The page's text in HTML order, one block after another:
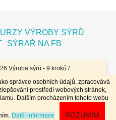
správce osobních údajů, zpracovává
prostředí webových stránek,
Dalším procházením tohoto webu
Další informace ROZUMÍM
Výroba sýrů - 9 kroků /
8.11.26 Jogurty, Zákysy, Kefír
23.,24.1.27 Sýry doma /
Plísňáky - zrající sýry s
sýry / 29.4..-2.5.27 Sýry 4
//
VÝROBY SÝRŮ
SÝRAŘ NA FB
Shoptet